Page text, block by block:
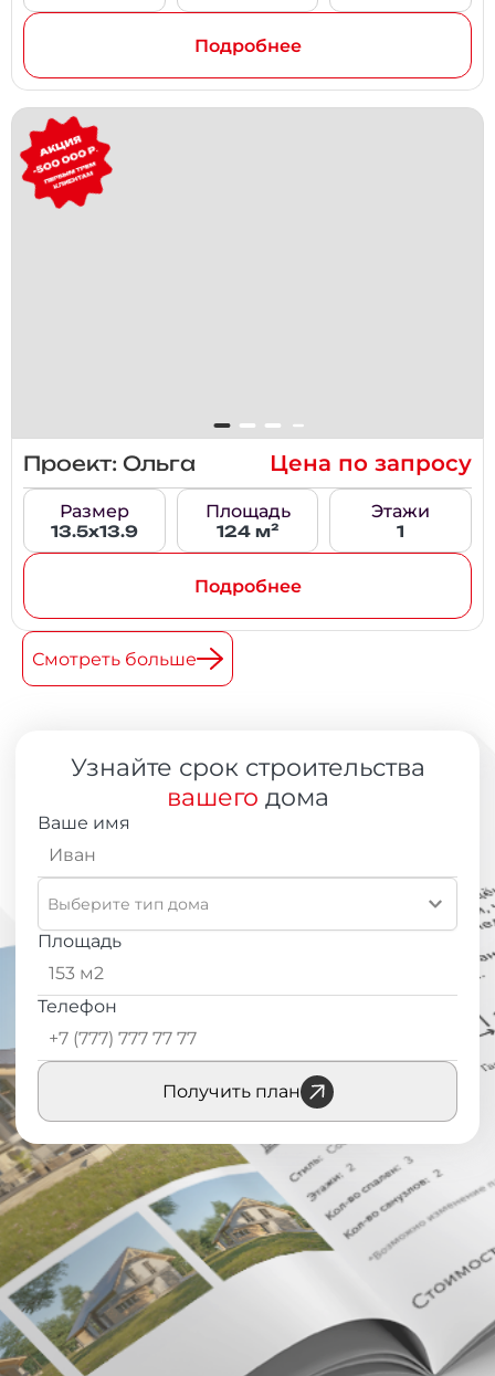
Подробнее
Проект: Ольга Цена по запросу
Размер
13.5х13.9
Площадь
124 м²
Этажи
1
Подробнее
Смотреть больше
Узнайте срок строительства
вашего дома
Ваше имя
Выберите тип дома
Площадь
Телефон
Получить план